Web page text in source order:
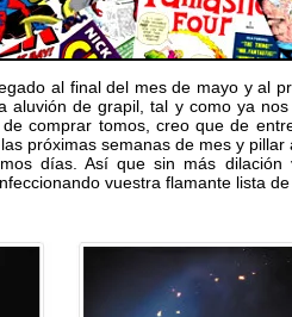
al final del mes de mayo y al
aluvión de grapil, tal y como ya
de comprar tomos, creo que de
próximas semanas de mes y
días. Así que sin más
vuestra flamante lista